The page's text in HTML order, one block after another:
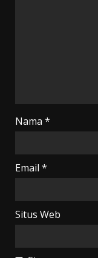
Nama *
Email *
Situs Web